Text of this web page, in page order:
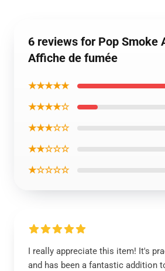
6 reviews for Pop Smoke
Affiche de fumée
★★★★★
★★★★☆
★★★☆☆
★★☆☆☆
★☆☆☆☆
I really appreciate this item! It's
and has been a fantastic addition